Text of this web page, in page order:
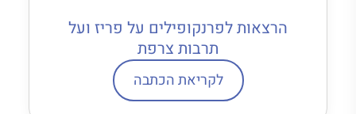
הרצאות לפרנקופילים על פריז ועל
תרבות צרפת
לקריאת הכתבה